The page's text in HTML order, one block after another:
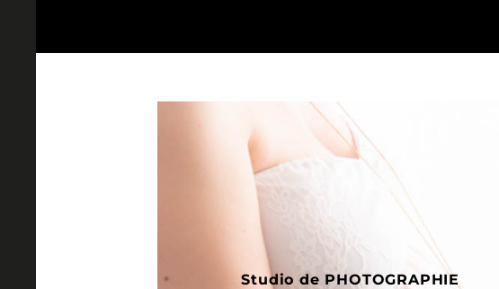
Studio de PHOTOGRAPHIE